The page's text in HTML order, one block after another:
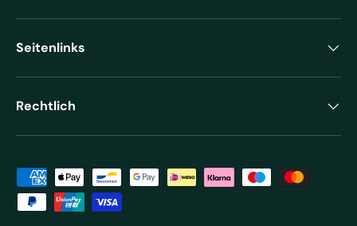
Seitenlinks
Rechtlich
Zahlungsmethoden